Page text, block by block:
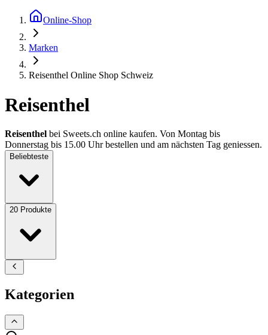
Online-Shop
Marken
Reisenthel Online Shop Schweiz
Reisenthel
Reisenthel bei Sweets.ch online kaufen. Von Montag bis
Donnerstag bis 15.00 Uhr bestellen und am nächsten Tag geniessen.
Beliebteste
20 Produkte
Kategorien